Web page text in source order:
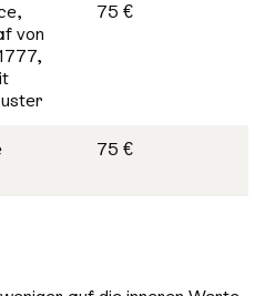
von
75 €
75 €